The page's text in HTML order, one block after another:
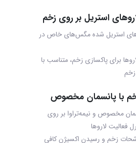
استریل بر روی زخم
استریل شده مگس‌های خاص در
برای پاکسازی زخم، متناسب با
با پانسمان مخصوص
مخصوص و نیمه‌تراوا بر روی
فعالیت لاروها
زخم و رسیدن اکسیژن کافی